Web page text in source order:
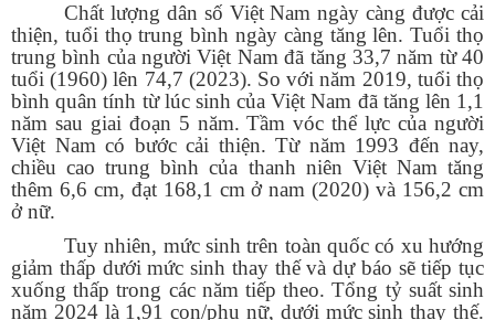
Chất lượng dân số Việt Nam ngày càng được cải
thiện, tuổi thọ trung bình ngày càng tăng lên. Tuổi thọ
trung bình của người Việt Nam đã tăng 33,7 năm từ 40
tuổi (1960) lên 74,7 (2023). So với năm 2019, tuổi thọ
bình quân tính từ lúc sinh của Việt Nam đã tăng lên 1,1
năm sau giai đoạn 5 năm. Tầm vóc thể lực của người
Việt Nam có bước cải thiện. Từ năm 1993 đến nay,
chiều cao trung bình của thanh niên Việt Nam tăng
thêm 6,6 cm, đạt 168,1 cm ở nam (2020) và 156,2 cm
ở nữ.
Tuy nhiên, mức sinh trên toàn quốc có xu hướng
giảm thấp dưới mức sinh thay thế và dự báo sẽ tiếp tục
xuống thấp trong các năm tiếp theo. Tổng tỷ suất sinh
năm 2024 là 1,91 con/phụ nữ, dưới mức sinh thay thế.